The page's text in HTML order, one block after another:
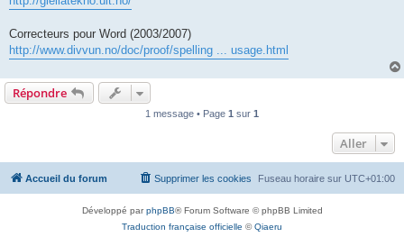
s
g
e
Correcteurs pour Word (2003/2007)
http://www.divvun.no/doc/proof/spelling ... usage.html
Répondre
1 message • Page 1 sur 1
Aller
Accueil du forum Fuseau horaire sur UTC+01:00
Supprimer les cookies
Développé parphpBB® Forum Software © phpBB Limited
Traduction française officielle ©Qiaeru